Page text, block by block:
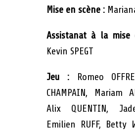
Mise en scène :
Assistanat à la mise
Kevin SPEGT
Jeu :Romeo
CHAMPAIN, Mariam
Alix QUENTIN,
Emilien RUFF, Betty